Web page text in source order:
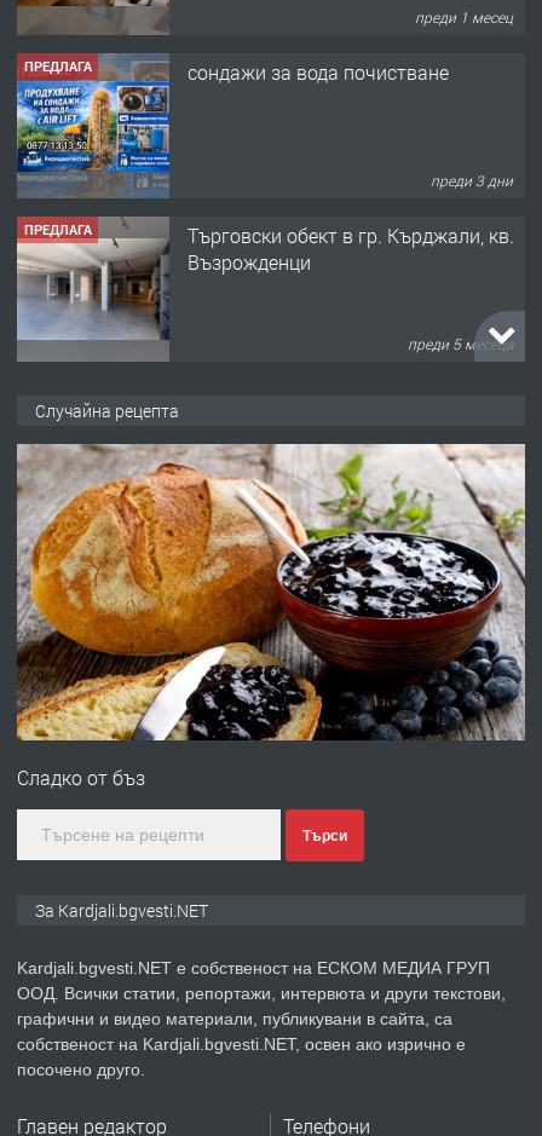
преди 1 месец
ПРЕДЛАГА сондажи за вода почистване
преди 3 дни
ПРЕДЛАГА
Tърговски обект в гр. Кърджали, кв.
Възрожденци
преди 5 месеца
преди 6 месеца
ПРЕДЛАГА
Заведение /ресторант, бистро/ в с.
Чакаларово, община Кирково
преди 7 месеца
ПРЕДЛАГА
Гараж под наем в супер център
на язовир Студен кладенец 331м2 |
преди 1 година
ПРЕДЛАГА
Курс
Случайна рецепта
Сладко от бъз
Търси
За Kardjali.bgvesti.NET
Kardjali.bgvesti.NET е собственост на ЕСКОМ МЕДИА ГРУП
ООД. Всички статии, репортажи, интервюта и други текстови,
графични и видео материали, публикувани в сайта, са
собственост на Kardjali.bgvesti.NET, освен ако изрично е
посочено друго.
Главен редактор Телефони